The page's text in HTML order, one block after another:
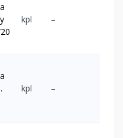
kpl –
kpl –